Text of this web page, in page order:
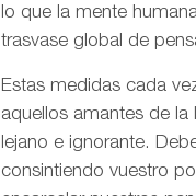
lo que la mente
trasvase global de
Estas medidas cada
aquellos amantes de
lejano e ignorante.
consintiendo vuestro